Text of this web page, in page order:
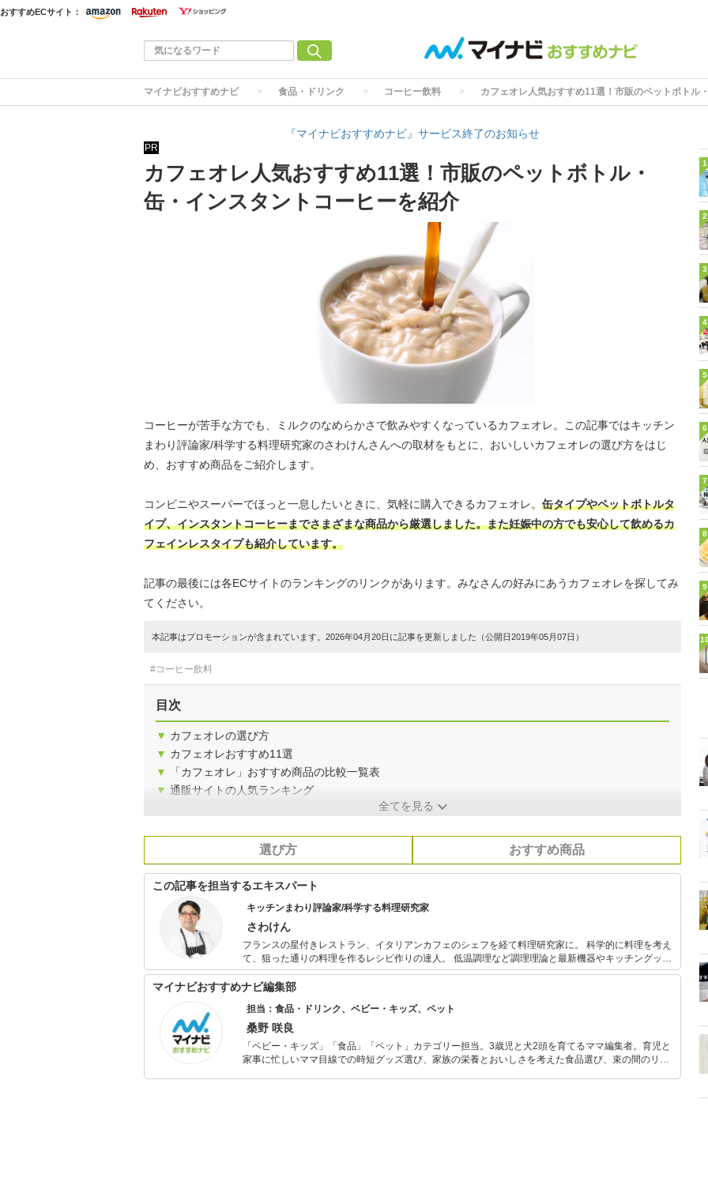
おすすめECサイト：
マイナビおすすめナビ 食品・ドリンク コーヒー飲料 カフェオレ人気おすすめ11選！市販のペットボトル
『マイナビおすすめナビ』サービス終了のお知らせ
PR
カフェオレ人気おすすめ11選！市販のペットボトル・
缶・インスタントコーヒーを紹介
コーヒーが苦手な方でも、ミルクのなめらかさで飲みやすくなっているカフェオレ。この記事ではキッチン
まわり評論家/科学する料理研究家のさわけんさんへの取材をもとに、おいしいカフェオレの選び方をはじ
め、おすすめ商品をご紹介します。
コンビニやスーパーでほっと一息したいときに、気軽に購入できるカフェオレ。 缶タイプやペットボトルタ
イプ、インスタントコーヒーまでさまざまな商品から厳選しました。また妊娠中の方でも安心して飲めるカ
フェインレスタイプも紹介しています。
記事の最後には各ECサイトのランキングのリンクがあります。みなさんの好みにあうカフェオレを探してみ
てください。
本記事はプロモーションが含まれています。2026年04月20日に記事を更新しました（公開日2019年05月07日）
#コーヒー飲料
目次
▼ カフェオレの選び方
▼ カフェオレおすすめ11選
▼
「カフェオレ」おすすめ商品の比較一覧表
▼ 通販サイトの人気ランキング
全てを見る
選び方 おすすめ商品
この記事を担当するエキスパート
キッチンまわり評論家/科学する料理研究家
さわけん
フランスの星付きレストラン、イタリアンカフェのシェフを経て料理研究家に。 科学的に料理を考え
て、狙った通りの料理を作るレシピ作りの達人。 低温調理など調理理論と最新機器やキッチングッズ
に精通。 2010年より毎月30品～50品の食品や調味料を実食検証し、キッチングッズなども頻繁に検
証する。 フレンチ・イタリアン・アメリカ料理・唐揚げ・肉のスペシャリスト。
マイナビおすすめナビ編集部
担当：食品・ドリンク、ベビー・キッズ、ペット
桑野 咲良
「ベビー・キッズ」「食品」「ペット」カテゴリー担当。3歳児と犬2頭を育てるママ編集者。育児と
家事に忙しいママ目線での時短グッズ選び、家族の栄養とおいしさを考えた食品選び、束の間のリラ
1
2
3
4
5
6
7
8
9